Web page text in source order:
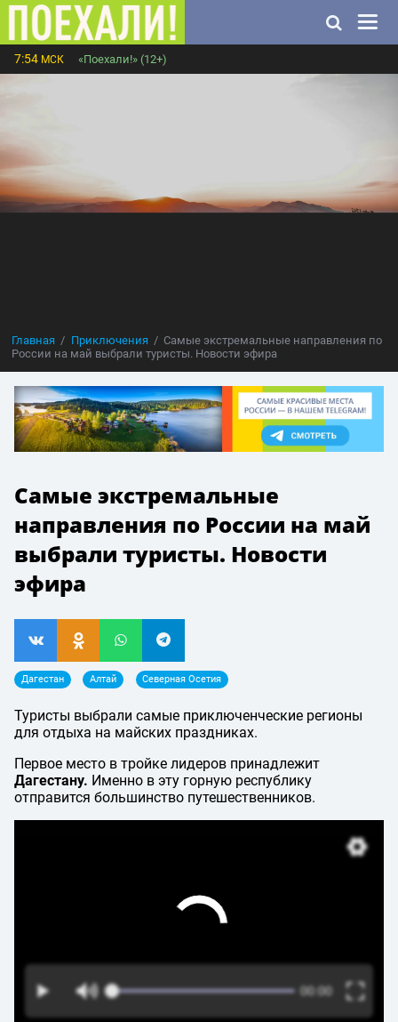
7:54 МСК «Поехали!» (12+)
Главная Приключения
Самые экстремальные направления по
России на май выбрали туристы. Новости эфира
Самые экстремальные
направления по России на май
выбрали туристы. Новости
эфира
Дагестан Алтай Северная Осетия
Туристы выбрали самые приключенческие регионы
для отдыха на майских праздниках.
Первое место в тройке лидеров принадлежит
Дагестану. Именно в эту горную республику
отправится большинство путешественников.